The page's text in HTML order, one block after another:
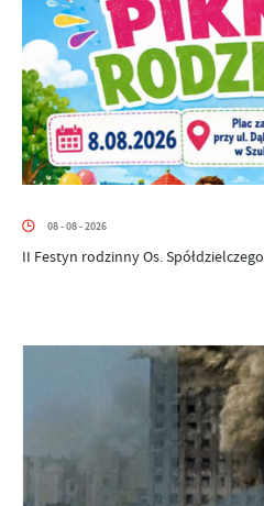
08 - 08 - 2026
II Festyn rodzinny Os. Spółdzielczego